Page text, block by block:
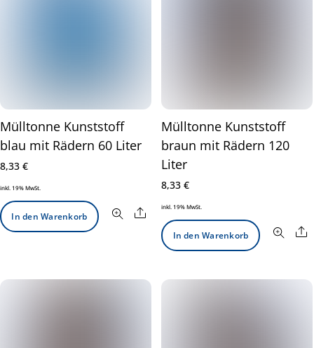
Mülltonne Kunststoff
blau mit Rädern 60 Liter
8,33 €
inkl. 19% MwSt.
In den Warenkorb Share
Mülltonne Kunststoff
braun mit Rädern 120
Liter
8,33€
inkl. 19% MwSt.
In den Warenkorb